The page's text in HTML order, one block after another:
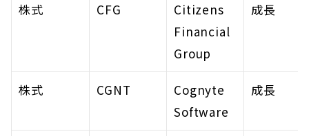
株式 CFG
Citizens
Financial
Group
成長
株式 CGNT
Cognyte
Software
成長